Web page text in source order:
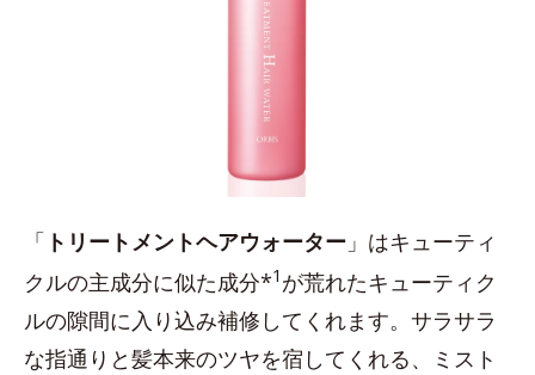
「 トリートメントヘアウォーター 」はキューティ
クルの主成分に似た成分*1 が荒れたキューティク
ルの隙間に入り込み補修してくれます。サラサラ
な指通りと髪本来のツヤを宿してくれる、ミスト